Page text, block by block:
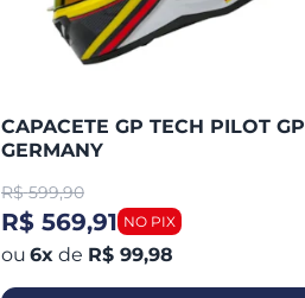
CAPACETE GP TECH PILOT GP
GERMANY
R$ 599,90
R$ 569,91
6x de R$ 99,98